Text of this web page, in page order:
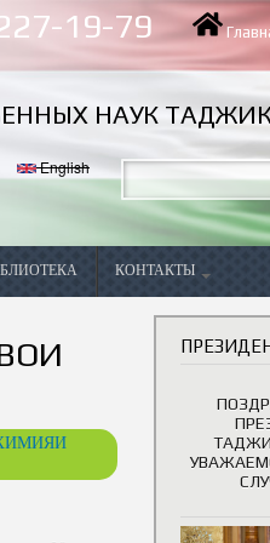
227-19-79
НАУК
English
КОНТАКТЫ